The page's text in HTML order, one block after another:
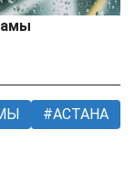
АСТАНА